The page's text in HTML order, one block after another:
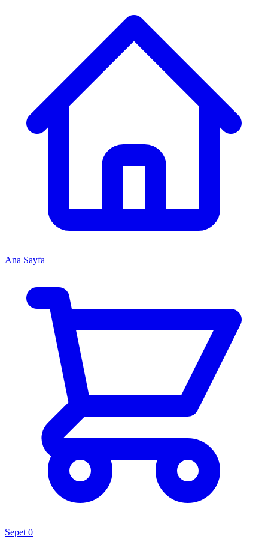
Ana Sayfa
Sepet 0